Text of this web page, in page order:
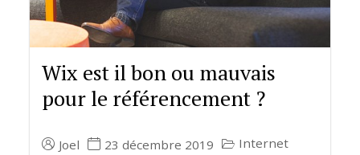
Wix est il bon ou mauvais
pour le référencement ?
Joel 23 décembre 2019
Internet